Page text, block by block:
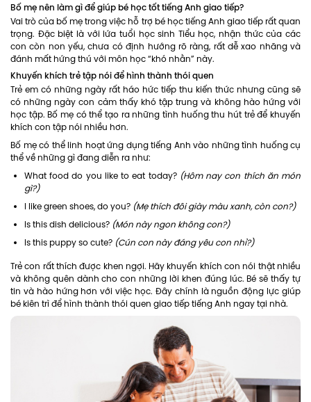
Bố mẹ nên làm gì để giúp bé học tốt tiếng Anh giao tiếp?
Vai trò của bố mẹ trong việc hỗ trợ bé học tiếng Anh giao tiếp rất quan
trọng. Đặc biệt là với lứa tuổi học sinh Tiểu học, nhận thức của các
con còn non yếu, chưa có định hướng rõ ràng, rất dễ xao nhãng và
đánh mất hứng thú với môn học “khó nhằn” này.
Khuyến khích trẻ tập nói để hình thành thói quen
Trẻ em có những ngày rất háo hức tiếp thu kiến thức nhưng cũng sẽ
có những ngày con cảm thấy khó tập trung và không hào hứng với
học tập. Bố mẹ có thể tạo ra những tình huống thu hút trẻ để khuyến
khích con tập nói nhiều hơn.
Bố mẹ có thể linh hoạt ứng dụng tiếng Anh vào những tình huống cụ
thể về những gì đang diễn ra như:
What food do you like to eat today? (Hôm nay con thích ăn món
gì?)
I like green shoes, do you? (Mẹ thích đôi giày màu xanh, còn con?)
Is this dish delicious? (Món này ngon không con?)
Is this puppy so cute? (Cún con này đáng yêu con nhỉ?)
Trẻ con rất thích được khen ngợi. Hãy khuyến khích con nói thật nhiều
và không quên dành cho con những lời khen đúng lúc. Bé sẽ thấy tự
tin và hào hứng hơn với việc học. Đây chính là nguồn động lực giúp
bé kiên trì để hình thành thói quen giao tiếp tiếng Anh ngay tại nhà.